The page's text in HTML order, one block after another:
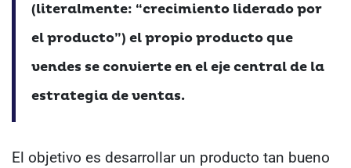
(literalmente: “crecimiento liderado por
el producto”) el propio producto que
vendes se convierte en el eje central de la
estrategia de ventas.
El objetivo es desarrollar un producto tan bueno